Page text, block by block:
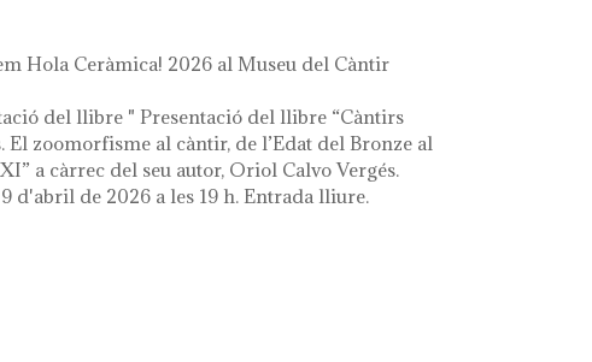
Hola Ceràmica! 2026 al Museu del Càntir
del llibre " Presentació del llibre “Càntirs
El zoomorfisme al càntir, de l’Edat del Bronze al
a càrrec del seu autor, Oriol Calvo Vergés.
d'abril de 2026 a les 19 h. Entrada lliure.